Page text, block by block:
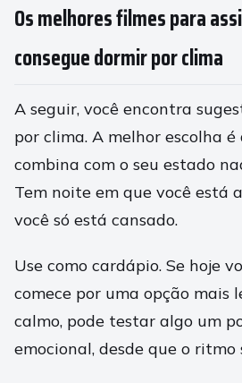
Os melhores filmes para
consegue dormir por clima
A seguir, você encontra
por clima. A melhor escolha
combina com o seu estado
Tem noite em que você está
você só está cansado.
Use como cardápio. Se hoje
comece por uma opção mais
calmo, pode testar algo um
emocional, desde que o